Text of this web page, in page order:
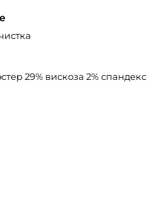
29% вискоза 2% спандекс